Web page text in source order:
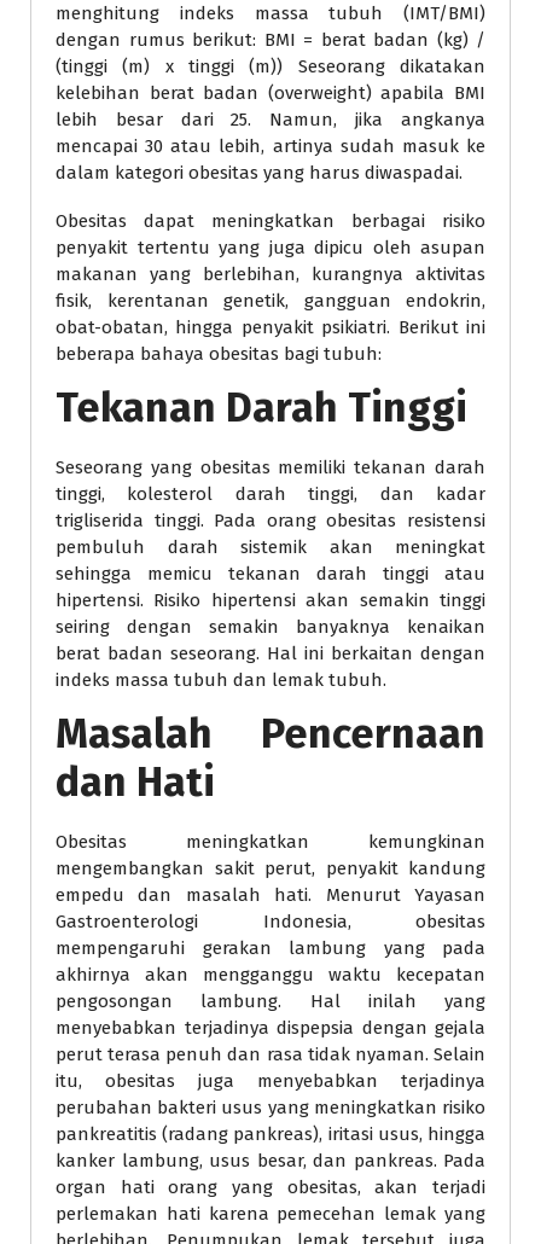
menghitung indeks massa tubuh (IMT/BMI)
dengan rumus berikut: BMI = berat badan (kg) /
(tinggi (m) x tinggi (m)) Seseorang dikatakan
kelebihan berat badan (overweight) apabila BMI
lebih besar dari 25. Namun, jika angkanya
mencapai 30 atau lebih, artinya sudah masuk ke
dalam kategori obesitas yang harus diwaspadai.
Obesitas dapat meningkatkan berbagai risiko
penyakit tertentu yang juga dipicu oleh asupan
makanan yang berlebihan, kurangnya aktivitas
fisik, kerentanan genetik, gangguan endokrin,
obat-obatan, hingga penyakit psikiatri. Berikut ini
beberapa bahaya obesitas bagi tubuh:
Tekanan Darah Tinggi
Seseorang yang obesitas memiliki tekanan darah
tinggi, kolesterol darah tinggi, dan kadar
trigliserida tinggi. Pada orang obesitas resistensi
pembuluh darah sistemik akan meningkat
sehingga memicu tekanan darah tinggi atau
hipertensi. Risiko hipertensi akan semakin tinggi
seiring dengan semakin banyaknya kenaikan
berat badan seseorang. Hal ini berkaitan dengan
indeks massa tubuh dan lemak tubuh.
Masalah Pencernaan
dan Hati
Obesitas meningkatkan kemungkinan
mengembangkan sakit perut, penyakit kandung
empedu dan masalah hati. Menurut Yayasan
Gastroenterologi Indonesia, obesitas
mempengaruhi gerakan lambung yang pada
akhirnya akan mengganggu waktu kecepatan
pengosongan lambung. Hal inilah yang
menyebabkan terjadinya dispepsia dengan gejala
perut terasa penuh dan rasa tidak nyaman. Selain
itu, obesitas juga menyebabkan terjadinya
perubahan bakteri usus yang meningkatkan risiko
pankreatitis (radang pankreas), iritasi usus, hingga
kanker lambung, usus besar, dan pankreas. Pada
organ hati orang yang obesitas, akan terjadi
perlemakan hati karena pemecehan lemak yang